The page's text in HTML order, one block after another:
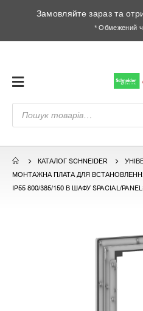
Замовляйте зараз та
* Обмежений
Пошук
товарів
КАТАЛОГ SCHNEIDER
МОНТАЖНА ПЛАТА ДЛЯ ВСТАНОВЛЕННЯ
IP55 800/385/150 В ШАФУ SPACIAL/